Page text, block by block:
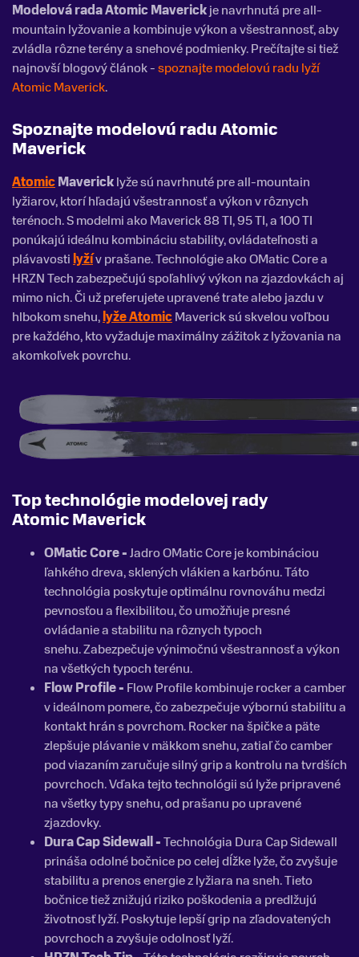
Modelová rada Atomic Maverickje navrhnutá pre all-
mountain lyžovanie a kombinuje výkon a všestrannosť, aby
zvládla rôzne terény a snehové podmienky. Prečítajte si tiež
najnovší blogový článok -spoznajte modelovú radu lyží
Atomic Maverick.
Spoznajte modelovú radu Atomic
Maverick
AtomicMavericklyže sú navrhnuté pre all-mountain
lyžiarov, ktorí hľadajú všestrannosť a výkon v rôznych
terénoch. S modelmi ako Maverick 88 TI, 95 TI, a 100 TI
ponúkajú ideálnu kombináciu stability, ovládateľnosti a
plávavosti lyžív prašane. Technológie ako OMatic Core a
HRZN Tech zabezpečujú spoľahlivý výkon na zjazdovkách aj
mimo nich. Či už preferujete upravené trate alebo jazdu v
hlbokom snehu,lyže AtomicMaverick sú skvelou voľbou
pre každého, kto vyžaduje maximálny zážitok z lyžovania na
akomkoľvek povrchu.
Top technológie modelovej rady
AtomicMaverick
OMatic Core -Jadro OMatic Core je kombináciou
ľahkého dreva, sklených vlákien a karbónu. Táto
technológia poskytuje optimálnu rovnováhu medzi
pevnosťou a flexibilitou, čo umožňuje presné
ovládanie a stabilitu na rôznych typoch
snehu. Zabezpečuje výnimočnú všestrannosť a výkon
na všetkých typoch terénu.
Flow Profile - Flow Profile kombinuje rocker a camber
v ideálnom pomere, čo zabezpečuje výbornú stabilitu a
kontakt hrán s povrchom. Rocker na špičke a päte
zlepšuje plávanie v mäkkom snehu, zatiaľ čo camber
pod viazaním zaručuje silný grip a kontrolu na tvrdších
povrchoch. Vďaka tejto technológii sú lyže pripravené
na všetky typy snehu, od prašanu po upravené
zjazdovky.
Dura Cap Sidewall -Technológia Dura Cap Sidewall
prináša odolné bočnice po celej dĺžke lyže, čo zvyšuje
stabilitu a prenos energie z lyžiara na sneh. Tieto
bočnice tiež znižujú riziko poškodenia a predlžujú
životnosť lyží. Poskytuje lepší grip na zľadovatených
povrchoch a zvyšuje odolnosť lyží.